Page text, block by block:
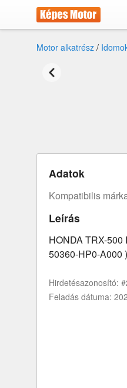
Motor alkatrész /
Adatok
Kompatibilis
Leírás
HONDA TRX-500
50360-HP0-A000
Hirdetésazonosító:
Feladás dátuma: